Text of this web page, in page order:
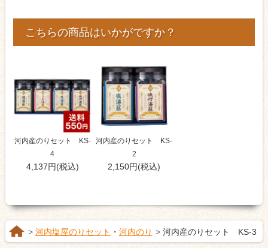
こちらの商品はいかがですか？
河内産のりセット KS-
4
4,137円(税込)
河内産のりセット KS-
2
2,150円(税込)
河内塩屋のりセット ・ 河内のり 河内産のりセット KS-3